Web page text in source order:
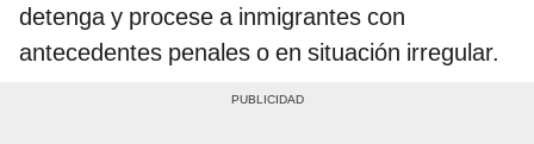
detenga y procese a inmigrantes con
antecedentes penales o en situación irregular.